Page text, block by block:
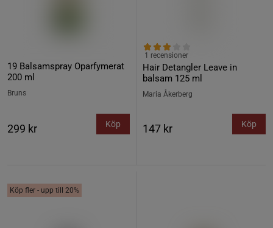
19 Balsamspray Oparfymerat
200 ml
Bruns
299 kr Köp
Hair Detangler Leave in
balsam 125 ml
1 recensioner
Maria Åkerberg
147 kr Köp
Köp fler - upp till 20%